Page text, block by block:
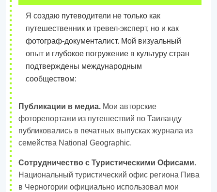
Я создаю путеводители не только как
путешественник и тревел-эксперт, но и как
фотограф-документалист. Мой визуальный
опыт и глубокое погружение в культуру стран
подтверждены международным
сообществом:
Публикации в медиа. Мои авторские
фоторепортажи из путешествий по Таиланду
публиковались в печатных выпусках журнала из
семейства National Geographic.
Сотрудничество с Туристическими Офисами.
Национальный туристический офис региона Пива
в Черногории официально использовал мои